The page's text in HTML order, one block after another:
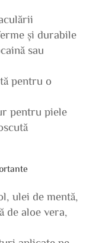
și durabile
sau
pentru o
pentru piele
ulei de mentă,
de aloe vera,